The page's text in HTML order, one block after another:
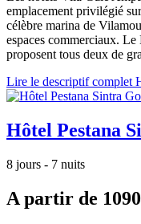
emplacement privilégié
célèbre marina de
espaces commerciaux.
proposent tous deux de
Lire le descriptif complet
Hôtel Pestana
8 jours - 7 nuits
A partir de